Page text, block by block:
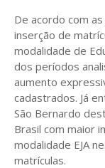
De acordo com
inserção de
modalidade de
dos períodos
aumento
cadastrados. Já
São Bernardo
Brasil com maior
modalidade EJA
matrículas.